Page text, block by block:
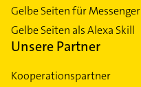
Gelbe Seiten für Messenger
Gelbe Seiten als Alexa Skill
Unsere Partner
Kooperationspartner